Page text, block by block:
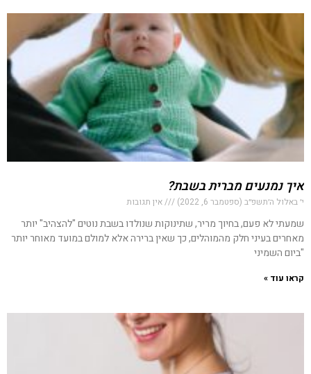
איך נמנעים מברית בשבת?
י׳ באלול ה׳תשפ״ב (ספטמבר 6, 2022) אין תגובות
שמעתי לא פעם, בחיוך מריר, שתינוקות שנולדו בשבת נוטים "להצהיב" יותר
מאחרים בעיני חלק מהמוהלים, כך שאין ברירה אלא למולם במועד מאוחר יותר
"ביום השמיני
קראו עוד »